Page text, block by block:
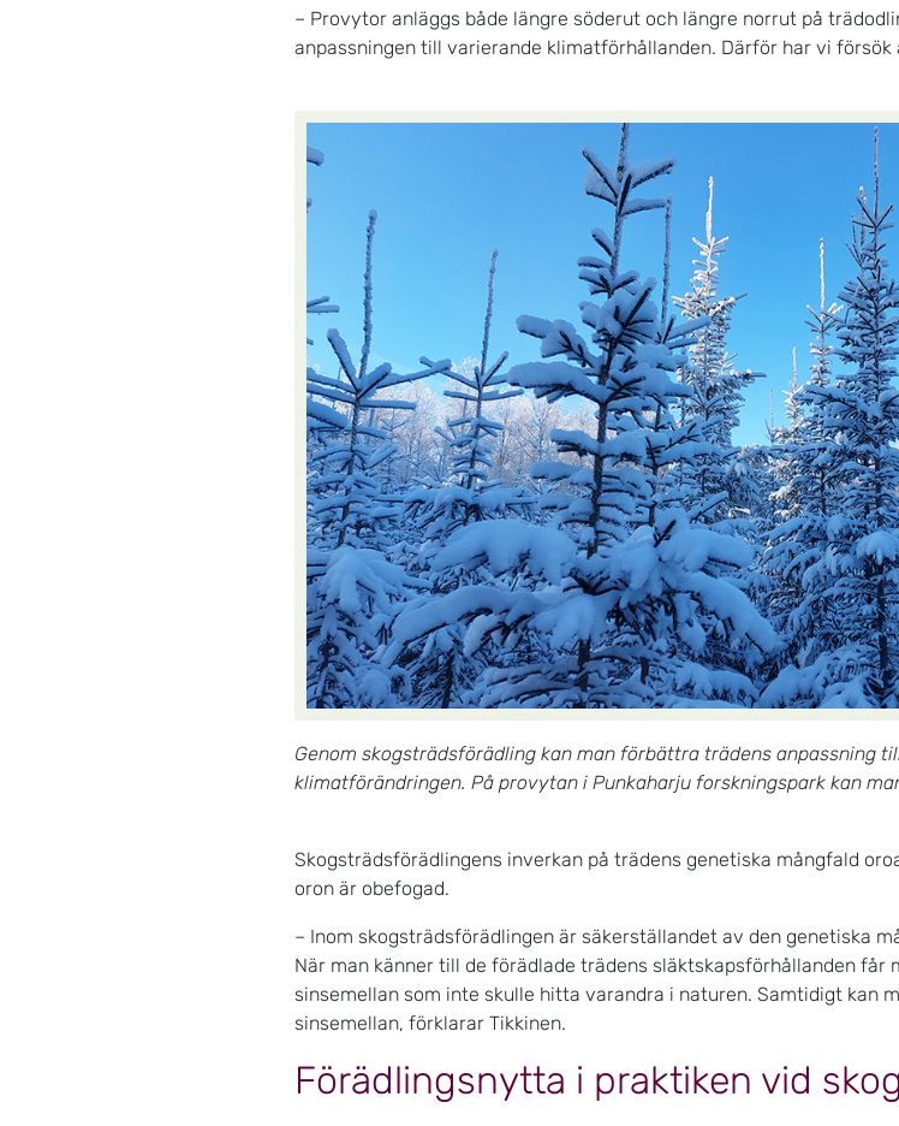
– Provytor anläggs både längre söderut och längre norrut på
anpassningen till varierande klimatförhållanden. Därför har vi
Genom skogsträdsförädling kan man förbättra trädens anpassning
klimatförändringen. På provytan i Punkaharju forskningspark kan
Skogsträdsförädlingens inverkan på trädens genetiska mångfald
oron är obefogad.
– Inom skogsträdsförädlingen är säkerställandet av den genetiska
När man känner till de förädlade trädens släktskapsförhållanden får
sinsemellan som inte skulle hitta varandra i naturen. Samtidigt kan
sinsemellan, förklarar Tikkinen.
Förädlingsnytta i praktiken vid